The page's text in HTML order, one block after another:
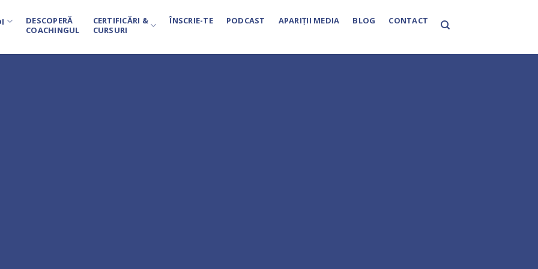
DESCOPERĂ
COACHINGUL
CERTIFICĂRI &
CURSURI
ÎNSCRIE-TE PODCAST APARIȚII MEDIA BLOG CONTACT